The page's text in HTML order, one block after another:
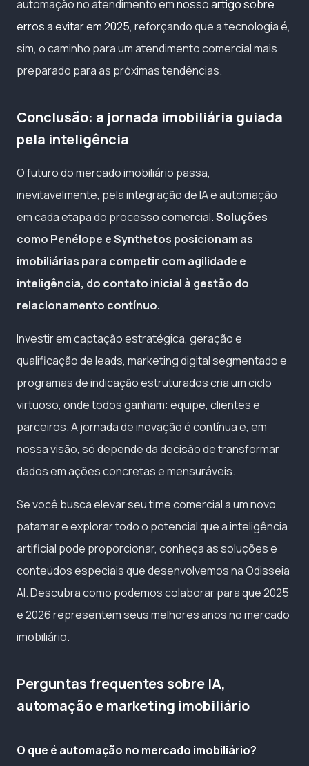
automação no atendimento emnosso artigo sobre
erros a evitar em 2025, reforçando que a tecnologia é,
sim, o caminho para um atendimento comercial mais
preparado para as próximas tendências.
Conclusão: a jornada imobiliária guiada
pela inteligência
O futuro do mercado imobiliário passa,
inevitavelmente, pela integração de IA e automação
em cada etapa do processo comercial.Soluções
como Penélope e Synthetos posicionam as
imobiliárias para competir com agilidade e
inteligência, do contato inicial à gestão do
relacionamento contínuo.
Investir em captação estratégica, geração e
qualificação de leads, marketing digital segmentado e
programas de indicação estruturados cria um ciclo
virtuoso, onde todos ganham: equipe, clientes e
parceiros. A jornada de inovação é contínua e, em
nossa visão, só depende da decisão de transformar
dados em ações concretas e mensuráveis.
Se você busca elevar seu time comercial a um novo
patamar e explorar todo o potencial que a inteligência
artificial pode proporcionar, conheça as soluções e
conteúdos especiais que desenvolvemos na Odisseia
AI. Descubra como podemos colaborar para que 2025
e 2026 representem seus melhores anos no mercado
imobiliário.
Perguntas frequentes sobre IA,
automação e marketing imobiliário
O que é automação no mercado imobiliário?